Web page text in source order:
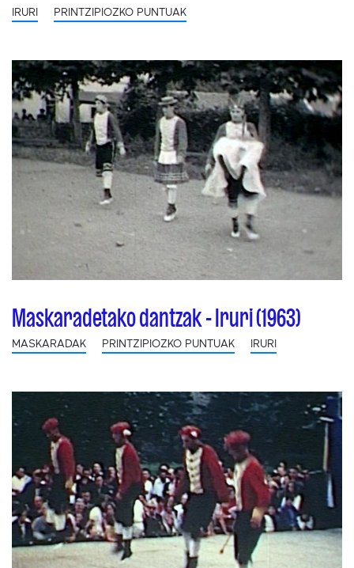
IRURI PRINTZIPIOZKO PUNTUAK
Maskaradetako dantzak - Iruri (1963)
MASKARADAK PRINTZIPIOZKO PUNTUAK IRURI